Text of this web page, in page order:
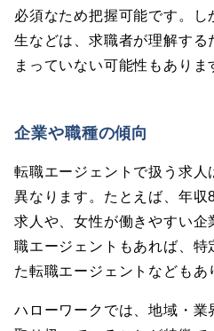
必須なため把握可能です。
生などは、求職者が理解する
まっていない可能性もありま
企業や職種の傾向
転職エージェントで扱う求人
異なります。たとえば、年収
求人や、女性が働きやすい企
職エージェントもあれば、特
た転職エージェントなどもあ
ハローワークでは、地域・業